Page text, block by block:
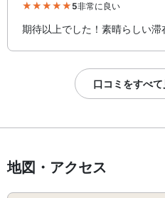
5非常に良い
期待以上でした！素晴らしい滞
口コミをすべて
地図・アクセス